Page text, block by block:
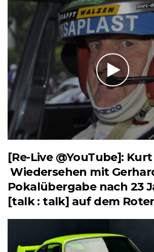
[Re-Live @YouTube]:
Wiedersehen mit
Pokalübergabe nach 23
[talk : talk] auf dem